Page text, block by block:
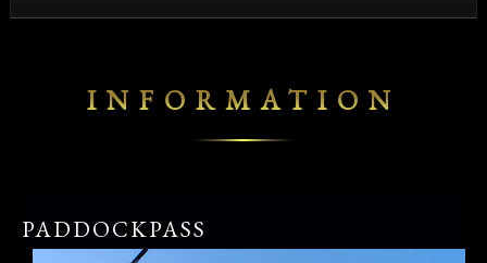
INFORMATION
PADDOCKPASS